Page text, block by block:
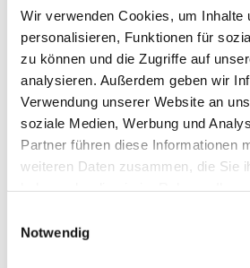
Wir verwenden Cookies, um Inhalte
personalisieren, Funktionen für
zu können und die Zugriffe auf
analysieren. Außerdem geben wir
Verwendung unserer Website an
soziale Medien, Werbung und
Partner führen diese Informationen
weiteren Daten zusammen, die Sie
Notwendig
Zossen